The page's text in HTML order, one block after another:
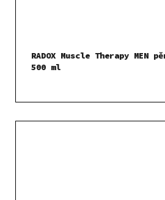
RADOX Muscle Therapy MEN
500 ml